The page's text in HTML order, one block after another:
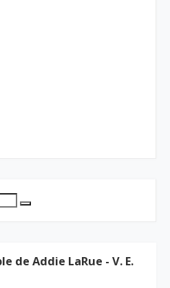
de Addie LaRue - V. E.